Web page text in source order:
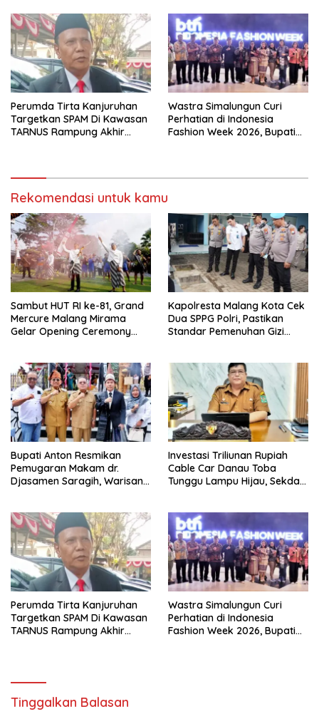
Mendatang
Perumda Tirta Kanjuruhan
Targetkan SPAM Di Kawasan
TARNUS Rampung Akhir
Wastra Simalungun Curi
Perhatian di Indonesia
Fashion Week 2026, Bupati
Rekomendasi untuk kamu
Sambut HUT RI ke-81, Grand
Mercure Malang Mirama
Gelar Opening Ceremony
Kapolresta Malang Kota Cek
Dua SPPG Polri, Pastikan
Standar Pemenuhan Gizi
Bupati Anton Resmikan
Pemugaran Makam dr.
Djasamen Saragih, Warisan
Mendatang
Investasi Triliunan Rupiah
Cable Car Danau Toba
Tunggu Lampu Hijau, Sekda
Perumda Tirta Kanjuruhan
Targetkan SPAM Di Kawasan
TARNUS Rampung Akhir
Wastra Simalungun Curi
Perhatian di Indonesia
Fashion Week 2026, Bupati
Tinggalkan Balasan